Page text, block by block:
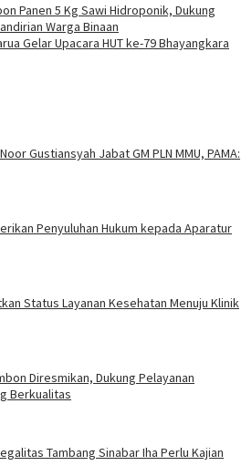
Panen 5 Kg Sawi Hidroponik, Dukung
Warga Binaan
Gelar Upacara HUT ke-79 Bhayangkara
Gustiansyah Jabat GM PLN MMU, PAMA:
Penyuluhan Hukum kepada Aparatur
Status Layanan Kesehatan Menuju Klinik
Diresmikan, Dukung Pelayanan
Berkualitas
Tambang Sinabar Iha Perlu Kajian